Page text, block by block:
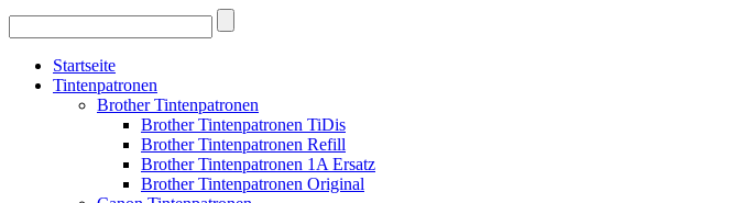
Startseite
Tintenpatronen
Brother Tintenpatronen
Brother Tintenpatronen TiDis
Brother Tintenpatronen Refill
Brother Tintenpatronen 1A Ersatz
Brother Tintenpatronen Original